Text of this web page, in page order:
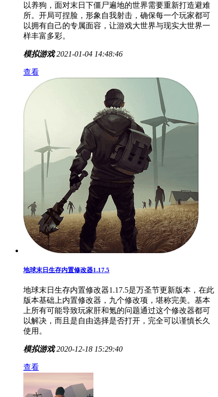
以养狗，面对末日下僵尸遍地的世界需要重新打造避难
所。开局可捏脸，形象自我射击，确保每一个玩家都可
以拥有自己的专属面容，让游戏大世界与现实大世界一
样丰富多彩。
模拟游戏 2021-01-04 14:48:46
查看
地球末日生存内置修改器1.17.5
地球末日生存内置修改器1.17.5是万圣节更新版本，在此
版本基础上内置修改器，九个修改项，堪称完美。基本
上所有可能导致玩家肝和氪的问题通过这个修改器都可
以解决，而且是自由选择是否打开，完全可以谨慎长久
使用。
模拟游戏 2020-12-18 15:29:40
查看